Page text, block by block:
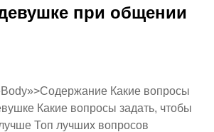
при общении
Какие вопросы
Какие вопросы задать, чтобы
Топ лучших вопросов